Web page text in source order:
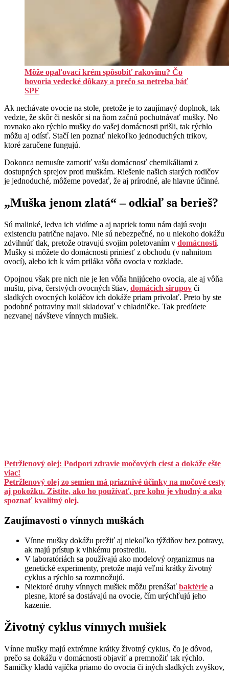
Môže opaľovací krém spôsobiť rakovinu? Čo
hovoria vedecké dôkazy a prečo sa netreba báť
SPF
Ak nechávate ovocie na stole, pretože je to zaujímavý doplnok, tak
vedzte, že skôr či neskôr si na ňom začnú pochutnávať mušky. No
rovnako ako rýchlo mušky do vašej domácnosti prišli, tak rýchlo
môžu aj odísť. Stačí len poznať niekoľko jednoduchých trikov,
ktoré zaručene fungujú.
Dokonca nemusíte zamoriť vašu domácnosť chemikáliami z
dostupných sprejov proti muškám. Riešenie našich starých rodičov
je jednoduché, môžeme povedať, že aj prírodné, ale hlavne účinné.
„Muška jenom zlatá“ – odkiaľ sa berieš?
Sú malinké, ledva ich vidíme a aj napriek tomu nám dajú svoju
existenciu patrične najavo. Nie sú nebezpečné, no u niekoho dokážu
zdvihnúť tlak, pretože otravujú svojim poletovaním v domácnosti.
Mušky si môžete do domácnosti priniesť z obchodu (v nahnitom
ovocí), alebo ich k vám priláka vôňa ovocia v rozklade.
Opojnou však pre nich nie je len vôňa hnijúceho ovocia, ale aj vôňa
muštu, piva, čerstvých ovocných štiav, domácich sirupov či
sladkých ovocných koláčov ich dokáže priam privolať. Preto by ste
podobné potraviny mali skladovať v chladničke. Tak predídete
nezvanej návšteve vínnych mušiek.
Petržlenový olej: Podporí zdravie močových ciest a dokáže ešte
viac!
Petržlenový olej zo semien má priaznivé účinky na močové cesty
aj pokožku. Zistite, ako ho používať, pre koho je vhodný a ako
spoznať kvalitný olej.
Zaujímavosti o vínnych muškách
Vínne mušky dokážu prežiť aj niekoľko týždňov bez potravy,
ak majú prístup k vlhkému prostrediu.
V laboratóriách sa používajú ako modelový organizmus na
genetické experimenty, pretože majú veľmi krátky životný
cyklus a rýchlo sa rozmnožujú.
Niektoré druhy vínnych mušiek môžu prenášať baktérie a
plesne, ktoré sa dostávajú na ovocie, čím urýchľujú jeho
kazenie.
Životný cyklus vínnych mušiek
Vínne mušky majú extrémne krátky životný cyklus, čo je dôvod,
prečo sa dokážu v domácnosti objaviť a premnožiť tak rýchlo.
Samičky kladú vajíčka priamo do ovocia či iných sladkých zvyškov,